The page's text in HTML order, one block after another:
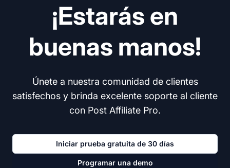
¡Estarás en
buenas manos!
Únete a nuestra comunidad de clientes
satisfechos y brinda excelente soporte al cliente
con Post Affiliate Pro.
Iniciar prueba gratuita de 30 días
Programar una demo